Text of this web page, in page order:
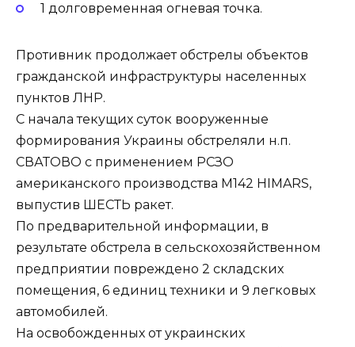
1 долговременная огневая точка.
Противник продолжает обстрелы объектов
гражданской инфраструктуры населенных
пунктов ЛНР.
С начала текущих суток вооруженные
формирования Украины обстреляли н.п.
СВАТОВО с применением РСЗО
американского производства М142 HIMARS,
выпустив ШЕСТЬ ракет.
По предварительной информации, в
результате обстрела в сельскохозяйственном
предприятии повреждено 2 складских
помещения, 6 единиц техники и 9 легковых
автомобилей.
На освобожденных от украинских